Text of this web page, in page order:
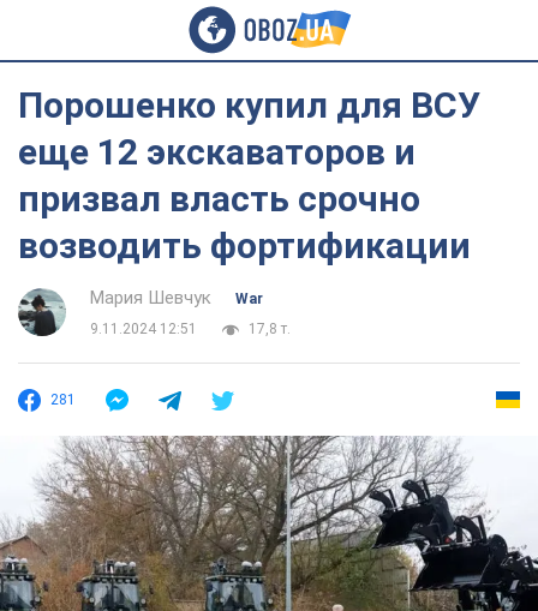
Порошенко купил для ВСУ
еще 12 экскаваторов и
призвал власть срочно
возводить фортификации
Мария Шевчук
War
9.11.2024 12:51
17,8 т.
281